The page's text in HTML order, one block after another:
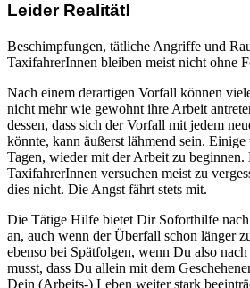
Leider Realität!
Beschimpfungen, tätliche Angriffe und
TaxifahrerInnen bleiben meist nicht ohne
Nach einem derartigen Vorfall können
nicht mehr wie gewohnt ihre Arbeit
dessen, dass sich der Vorfall mit jedem
könnte, kann äußerst lähmend sein. Einige
Tagen, wieder mit der Arbeit zu beginnen.
TaxifahrerInnen versuchen meist zu
dies nicht. Die Angst fährt stets mit.
Die Tätige Hilfe bietet Dir Soforthilfe
an, auch wenn der Überfall schon länger
ebenso bei Spätfolgen, wenn Du also
musst, dass Du allein mit dem
Dein (Arbeits-) Leben weiter stark